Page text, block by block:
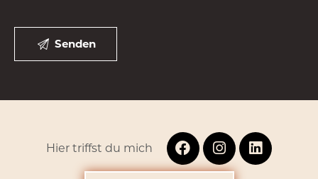
Hier triffst du mich